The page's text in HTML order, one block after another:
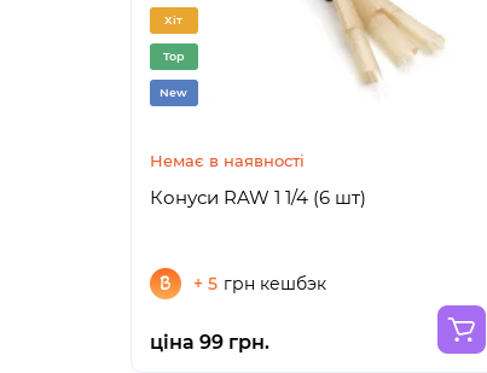
Хіт
Top
New
Немає в наявності
Конуси RAW 1 1/4 (6 шт)
+ 5 грн кешбэк
ціна 99 грн.